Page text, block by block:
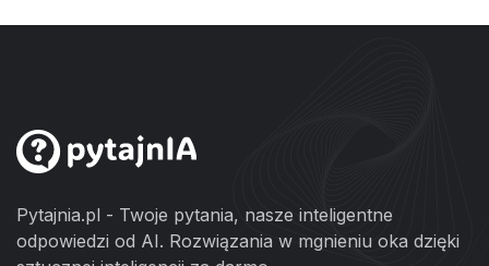
Pytajnia.pl - Twoje pytania, nasze inteligentne
odpowiedzi od AI. Rozwiązania w mgnieniu oka dzięki